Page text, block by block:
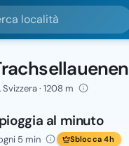
· 1208 m
al minuto
5 min Sblocca 4h